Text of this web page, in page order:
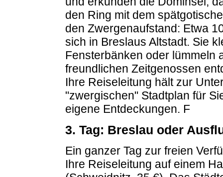
den Ring mit dem
den Zwergenaufstand: Etwa
sich in Breslaus Altstadt. Sie
Fensterbänken oder lümmeln
freundlichen Zeitgenossen
Ihre Reiseleitung hält zur
"zwergischen" Stadtplan für
eigene Entdeckungen. F
3. Tag: Breslau oder
Ein ganzer Tag zur freien
Ihre Reiseleitung auf einem